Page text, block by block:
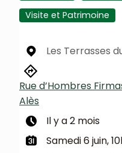
Visite et Patrimoine
Les Terrasses
Rue d’Hombres
Alès
Il y a 2 mois
Samedi 6 juin,